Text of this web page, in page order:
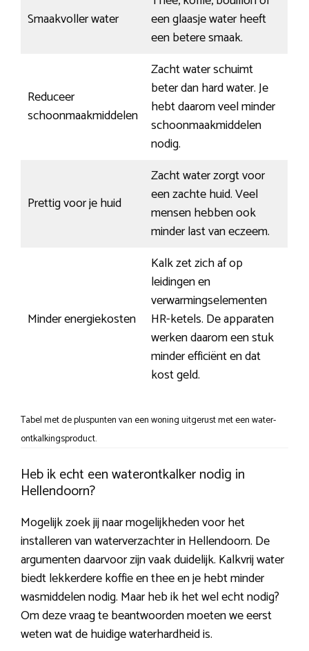
Smaakvoller water
een glaasje water heeft
een betere smaak.
Reduceer
schoonmaakmiddelen
Zacht water schuimt
beter dan hard water. Je
hebt daarom veel minder
schoonmaakmiddelen
nodig.
Prettig voor je huid
Zacht water zorgt voor
een zachte huid. Veel
mensen hebben ook
minder last van eczeem.
Minder energiekosten
Kalk zet zich af op
leidingen en
verwarmingselementen
HR-ketels. De apparaten
werken daarom een stuk
minder efficiënt en dat
kost geld.
Tabel met de pluspunten van een woning uitgerust met een water-
ontkalkingsproduct.
Heb ik echt een waterontkalker nodig in
Hellendoorn?
Mogelijk zoek jij naar mogelijkheden voor het
installeren van waterverzachter in Hellendoorn. De
argumenten daarvoor zijn vaak duidelijk. Kalkvrij water
biedt lekkerdere koffie en thee en je hebt minder
wasmiddelen nodig. Maar heb ik het wel echt nodig?
Om deze vraag te beantwoorden moeten we eerst
weten wat de huidige waterhardheid is.